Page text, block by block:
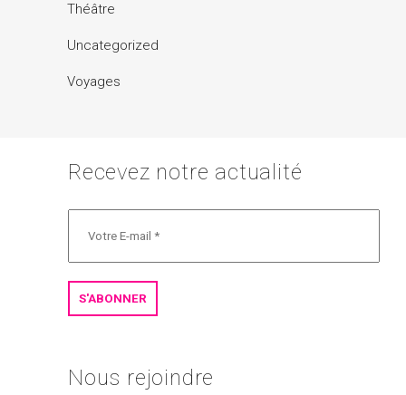
Théâtre
Uncategorized
Voyages
Recevez notre actualité
Nous rejoindre